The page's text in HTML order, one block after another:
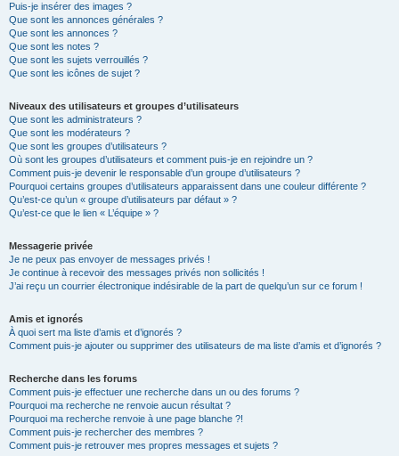
Puis-je insérer des images ?
Que sont les annonces générales ?
Que sont les annonces ?
Que sont les notes ?
Que sont les sujets verrouillés ?
Que sont les icônes de sujet ?
Niveaux des utilisateurs et groupes d’utilisateurs
Que sont les administrateurs ?
Que sont les modérateurs ?
Que sont les groupes d’utilisateurs ?
Où sont les groupes d’utilisateurs et comment puis-je en rejoindre un ?
Comment puis-je devenir le responsable d’un groupe d’utilisateurs ?
Pourquoi certains groupes d’utilisateurs apparaissent dans une couleur différente ?
Qu’est-ce qu’un « groupe d’utilisateurs par défaut » ?
Qu’est-ce que le lien « L’équipe » ?
Messagerie privée
Je ne peux pas envoyer de messages privés !
Je continue à recevoir des messages privés non sollicités !
J’ai reçu un courrier électronique indésirable de la part de quelqu’un sur ce forum !
Amis et ignorés
À quoi sert ma liste d’amis et d’ignorés ?
Comment puis-je ajouter ou supprimer des utilisateurs de ma liste d’amis et d’ignorés ?
Recherche dans les forums
Comment puis-je effectuer une recherche dans un ou des forums ?
Pourquoi ma recherche ne renvoie aucun résultat ?
Pourquoi ma recherche renvoie à une page blanche ?!
Comment puis-je rechercher des membres ?
Comment puis-je retrouver mes propres messages et sujets ?